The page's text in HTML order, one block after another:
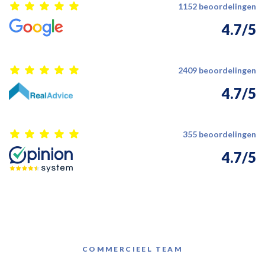
1152 beoordelingen
4.7/5
2409 beoordelingen
4.7/5
355 beoordelingen
4.7/5
COMMERCIEEL TEAM